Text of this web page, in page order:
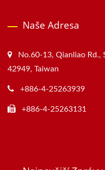
Naše Adresa
No.60-13, Qianliao Rd.,
42949, Taiwan
+886-4-25263939
+886-4-25263131